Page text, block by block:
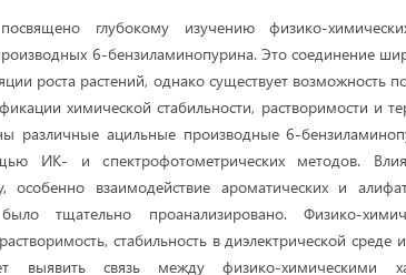
глубокому изучению физико-
6-бензиламинопурина. Это соединение
роста растений, однако существует возможность
химической стабильности, растворимости и
различные ацильные производные 6-
ИК- и спектрофотометрических методов.
особенно взаимодействие ароматических и
тщательно проанализировано. Физико-
стабильность в диэлектрической среде
выявить связь между физико-химическими